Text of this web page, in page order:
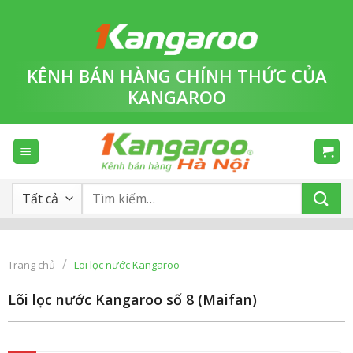
dungKÊNH BÁN HÀNG CHÍNH THỨC CỦA
KANGAROO
Tìm
Trang chủ / Lõi lọc nước Kangaroo
Lõi lọc nước Kangaroo số 8 (Maifan)